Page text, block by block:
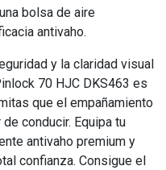
bolsa de aire
antivaho.
y la claridad visual
70 HJC DKS463 es
que el empañamiento
conducir. Equipa tu
antivaho premium y
confianza. Consigue el